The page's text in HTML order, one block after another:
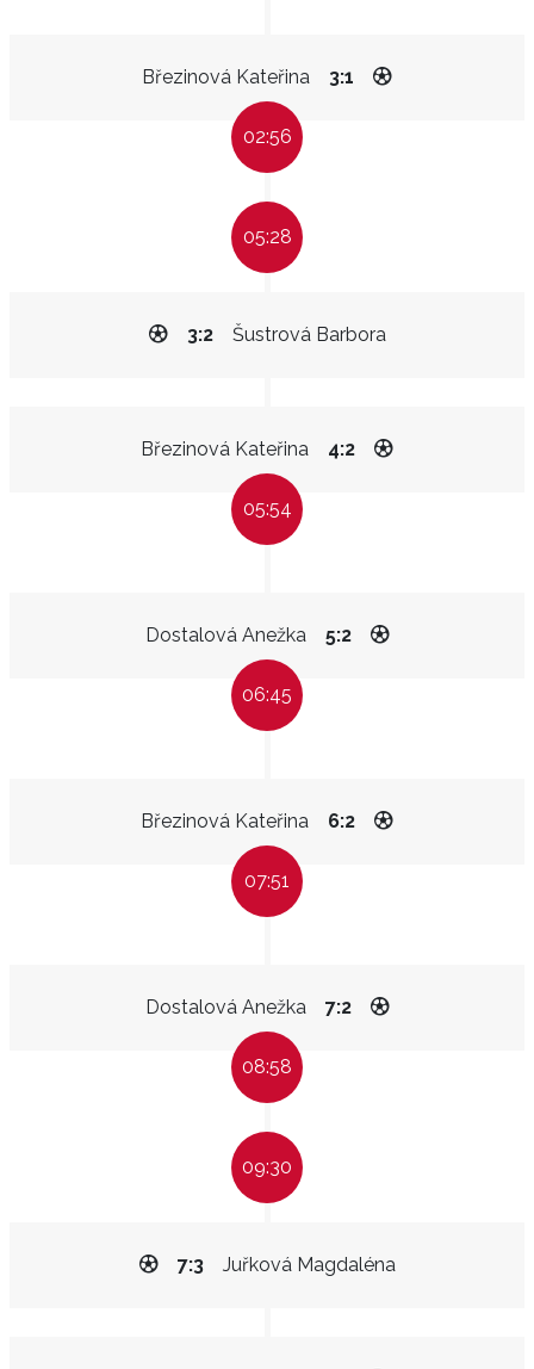
Březinová Kateřina 3:1
02:56
05:28
Šustrová Barbora
3:2
Březinová Kateřina 4:2
05:54
Dostalová Anežka 5:2
06:45
Březinová Kateřina 6:2
07:51
Dostalová Anežka 7:2
08:58
09:30
Juřková Magdaléna
7:3